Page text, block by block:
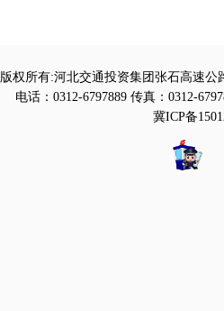
版权所有:河北交通投资集团张石高速公
电话：0312-6797889 传真：0312-
冀ICP备